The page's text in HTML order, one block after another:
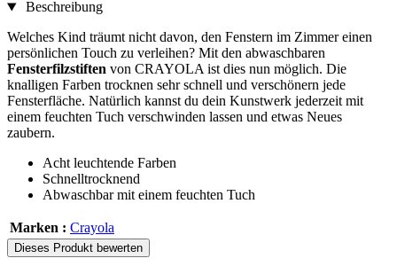
Beschreibung
Welches Kind träumt nicht davon, den Fenstern im Zimmer einen
persönlichen Touch zu verleihen? Mit den abwaschbaren
Fensterfilzstiften von CRAYOLA ist dies nun möglich. Die
knalligen Farben trocknen sehr schnell und verschönern jede
Fensterfläche. Natürlich kannst du dein Kunstwerk jederzeit mit
einem feuchten Tuch verschwinden lassen und etwas Neues
zaubern.
Acht leuchtende Farben
Schnelltrocknend
Abwaschbar mit einem feuchten Tuch
Marken : Crayola
Dieses Produkt bewerten